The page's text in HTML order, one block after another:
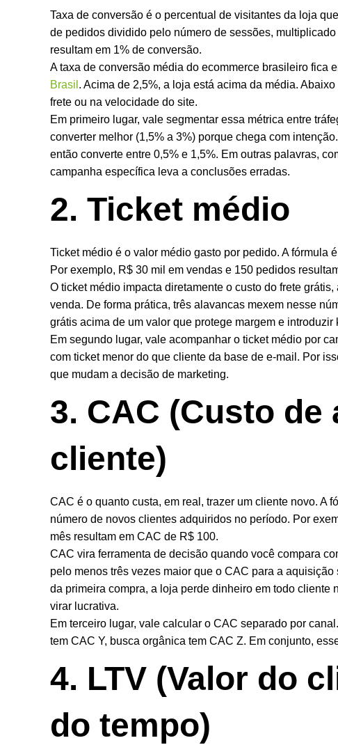
Taxa de conversão é o percentual de visitantes da loja
de pedidos dividido pelo número de sessões,
resultam em 1% de conversão.
A taxa de conversão média do ecommerce brasileiro fica
Brasil . Acima de 2,5%, a loja está acima da média.
frete ou na velocidade do site.
Em primeiro lugar, vale segmentar essa métrica entre
converter melhor (1,5% a 3%) porque chega com
então converte entre 0,5% e 1,5%. Em outras palavras,
campanha específica leva a conclusões erradas.
2. Ticket médio
Ticket médio é o valor médio gasto por pedido. A fórmula
Por exemplo, R$ 30 mil em vendas e 150 pedidos
O ticket médio impacta diretamente o custo do frete
venda. De forma prática, três alavancas mexem nesse
grátis acima de um valor que protege margem e introduzir
Em segundo lugar, vale acompanhar o ticket médio por
com ticket menor do que cliente da base de e-mail. Por
que mudam a decisão de marketing.
3. CAC (Custo de
cliente)
CAC é o quanto custa, em real, trazer um cliente novo. A
número de novos clientes adquiridos no período. Por
mês resultam em CAC de R$ 100.
CAC vira ferramenta de decisão quando você compara
pelo menos três vezes maior que o CAC para a
da primeira compra, a loja perde dinheiro em todo cliente
virar lucrativa.
Em terceiro lugar, vale calcular o CAC separado por
tem CAC Y, busca orgânica tem CAC Z. Em conjunto,
4. LTV (Valor do
do tempo)